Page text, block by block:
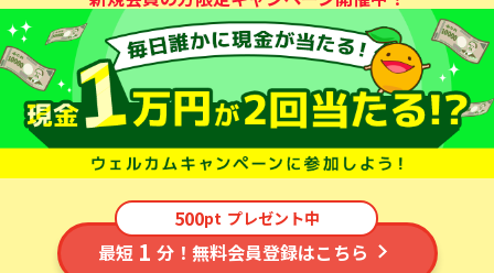
登録料・利用料0円
新規会員の方限定キャンペーン開催中！